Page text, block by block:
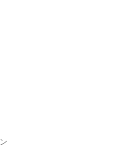
愛い小箱が届きました。ひとつずつ丁寧に
とうございます。大切に致します。
ですが、榊やお供えをどうしようかと考え